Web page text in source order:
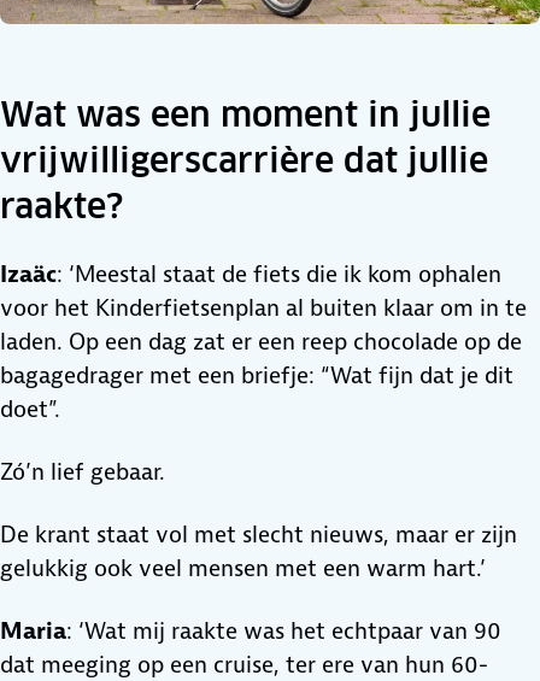
Wat was een moment in jullie
vrijwilligerscarrière dat jullie
raakte?
Izaäc: ‘Meestal staat de fiets die ik kom ophalen
voor het Kinderfietsenplan al buiten klaar om in te
laden. Op een dag zat er een reep chocolade op de
bagagedrager met een briefje: “Wat fijn dat je dit
doet”.
Zó’n lief gebaar.
De krant staat vol met slecht nieuws, maar er zijn
gelukkig ook veel mensen met een warm hart.’
Maria: ‘Wat mij raakte was het echtpaar van 90
dat meeging op een cruise, ter ere van hun 60-